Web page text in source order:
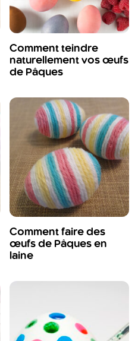
Comment teindre
naturellement vos œufs
de Pâques
Comment faire des
œufs de Pâques en
laine